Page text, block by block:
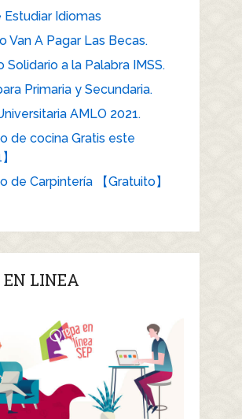
Estudiar Idiomas
Van A Pagar Las Becas.
Solidario a la Palabra IMSS.
Primaria y Secundaria.
AMLO 2021.
de cocina Gratis este
de Carpintería 【Gratuito】
EN LINEA